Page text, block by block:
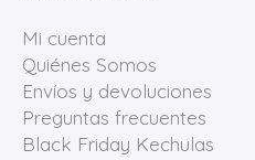
Mi cuenta
Quiénes Somos
Envíos y devoluciones
Preguntas frecuentes
Black Friday Kechulas